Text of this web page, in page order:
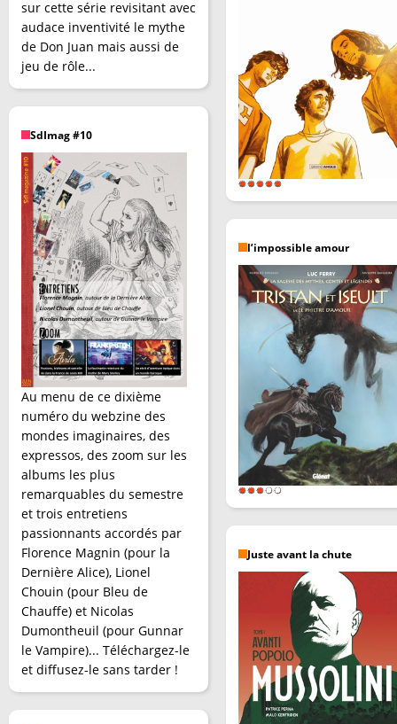
sur cette série revisitant avec
audace inventivité le mythe
de Don Juan mais aussi de
jeu de rôle...
SdImag #10
Au menu de ce dixième
numéro du webzine des
mondes imaginaires, des
expressos, des zoom sur les
albums les plus
remarquables du semestre
et trois entretiens
passionnants accordés par
Florence Magnin (pour la
Dernière Alice), Lionel
Chouin (pour Bleu de
Chauffe) et Nicolas
Dumontheuil (pour Gunnar
le Vampire)... Téléchargez-le
et diffusez-le sans tarder !
l’impossible amour
Juste avant la chute